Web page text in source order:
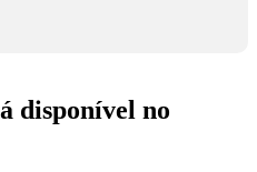
disponível no